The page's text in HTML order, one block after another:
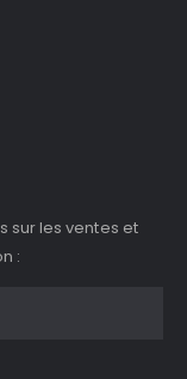
sur les ventes et
: